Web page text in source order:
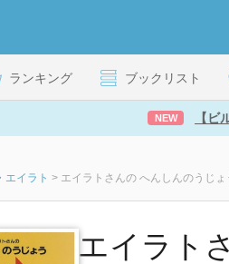
ランキング ブックリスト
NEW 【
エイラト > エイラトさんの へんしんのうじょ
エイラト